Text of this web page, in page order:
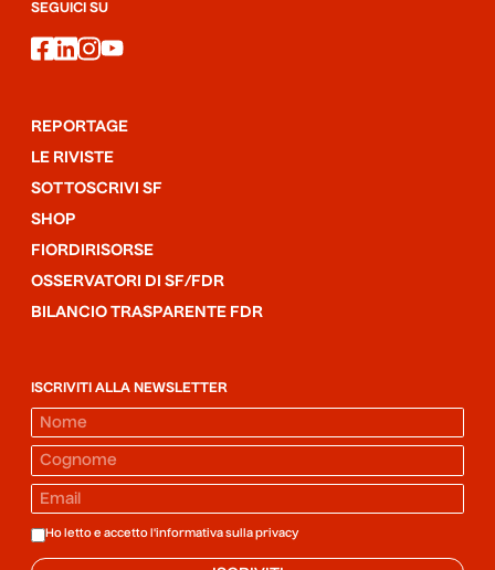
SEGUICI SU
facebook
linkedin
instagram
youtube
REPORTAGE
LE RIVISTE
SOTTOSCRIVI SF
SHOP
FIORDIRISORSE
OSSERVATORI DI SF/FDR
BILANCIO TRASPARENTE FDR
ISCRIVITI ALLA NEWSLETTER
Ho letto e accetto l'informativa sulla privacy